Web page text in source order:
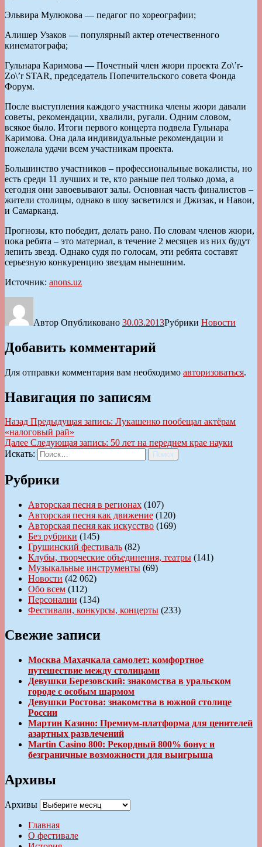
Эльвира Мулюкова — педагог по хореографии;
Алишер Узаков — популярный актер отечественного
кинематографа;
Гульнара Каримова — Почетный член жюри проекта Zo\’r-
Zo\’r STAR, председатель Попечительского совета Фонда
Форум.
После выступления каждого участника члены жюри давали
советы, рекомендации, хвалили, ругали. Одним словом,
всякое было. Итоги первого концерта подвела Гульнара
Каримова. Она дала индивидуальные рекомендации и
пожелала удачи всем участникам проекта.
Большинство участников – профессиональные вокалисты, но
есть среди 11 лучших и те, кто раньше пел только дома, а
сегодня они завоевывают залы. Основная часть финалистов –
жители столицы, однако в шоу засветился и Джизак, и Навои,
и Самарканд.
Прогнозы, кто победит, делать рано. По словам членов жюри,
пока ребята – это материал, в течение 2 месяцев из них будут
лепить звезд. Однако судя по голосам, эти ребята составят
серьезную конкуренцию звездам нынешним.
Источник: anons.uz
Автор Опубликовано 30.03.2013Рубрики Новости
Добавить комментарий
Для отправки комментария вам необходимо авторизоваться.
Навигация по записям
Назад Предыдущая запись: Лукашенко пообещал актёрам
«налоговый рай»
Далее Следующая запись: 50 лет на переднем крае науки
Искать:
Поиск
Рубрики
Авторская песня в регионах (107)
Авторская песня как движение (120)
Авторская песня как искусство (169)
Без рубрики (145)
Грушинский фестиваль (82)
Клубы, творческие объединения, театры (141)
Музыкальные инструменты (69)
Новости (42 062)
Обо всем (112)
Персоналии (134)
Фестивали, конкурсы, концерты (233)
Свежие записи
Москва Махачкала самолет: комфортное
путешествие между столицами
Девушки Березовский: знакомства в уральском
городе с особым шармом
Девушки Ростова: знакомства в южной столице
России
Мартин Казино: Премиум-платформа для ценителей
азартных развлечений
Martin Casino 800: Рекордный 800% бонус и
безграничные возможности для выигрыша
Архивы
Архивы
Главная
О фестивале